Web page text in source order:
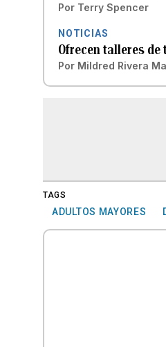
Por Terry Spencer
NOTICIAS
Ofrecen talleres de
Por Mildred Rivera
TAGS
ADULTOS MAYORES